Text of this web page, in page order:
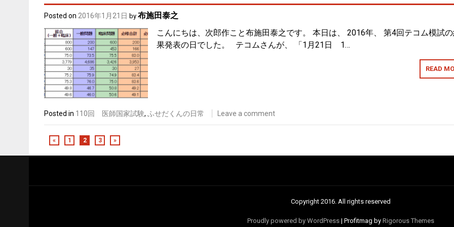
Posted on 2016年1月21日 by 布施田泰之
こんにちは、次郎作こと布施田泰之です。 本日は、 2016年、 第4回テコム模試
果発表の日でした。 テコムさんが、 「1月21日 1…
READ
Posted in 110回 医師国家試験, ふせだくんの日常 Leave a comment
« 1 2 3 »
Copyright 2016. All rights reserved
Proudly powered by WordPress | Profitmag by Rigorous Themes